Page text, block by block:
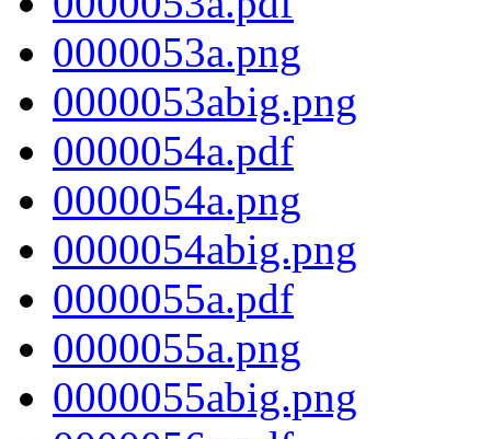
0000053a.png
0000053abig.png
0000054a.pdf
0000054a.png
0000054abig.png
0000055a.pdf
0000055a.png
0000055abig.png